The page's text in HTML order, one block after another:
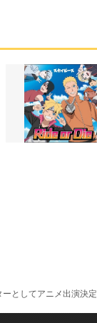
としてアニメ出演決定